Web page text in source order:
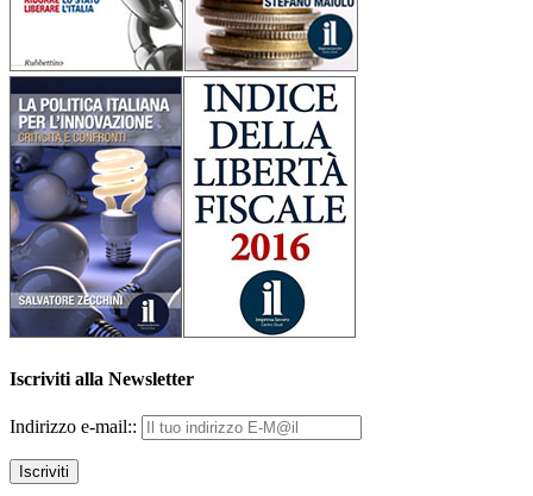
Iscriviti alla Newsletter
Indirizzo e-mail::